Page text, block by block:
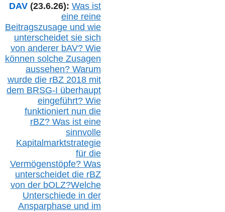
DAV (23.6.26): Was ist
eine reine
Beitragszusage und wie
unterscheidet sie sich
von anderer bAV? Wie
können solche Zusagen
aussehen? Warum
wurde die rBZ2018 mit
dem BRSG-I überhaupt
eingeführt? Wie
funktioniert nun die
rBZ? Was ist eine
sinnvolle
Kapitalmarktstrategie
für die
Vermögenstöpfe? Was
unterscheidet die rBZ
von der bOLZ?Welche
Unterschiede in der
Ansparphase und im